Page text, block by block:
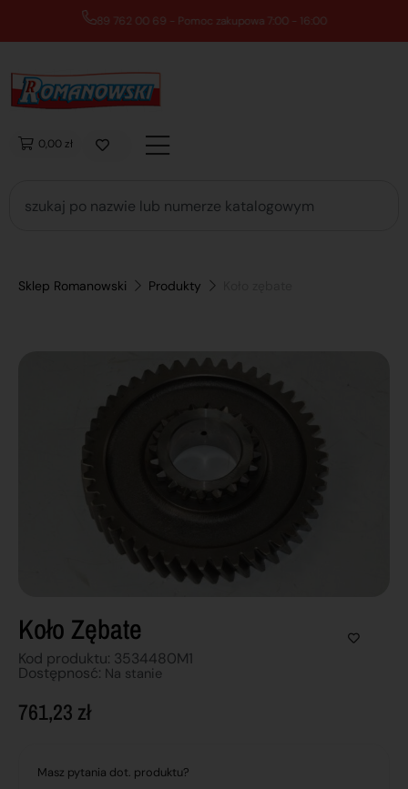
89 762 00 69 - Pomoc zakupowa 7:00 - 16:00
0,00 zł
Sklep Romanowski Produkty
Koło Zębate
Kod produktu: 3534480M1
Dostępnosć: Na stanie
761,23 zł
Masz pytania dot. produktu?